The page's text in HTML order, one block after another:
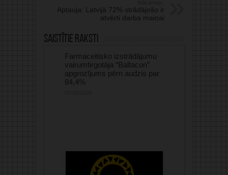
Aptauja: Latvijā 72% strādājošo ir
atvērti darba maiņai
Saistītie raksti
Farmaceitisko izstrādājumu
vairumtirgotāja “Baltacon”
apgrozījums pērn audzis par
84,4%